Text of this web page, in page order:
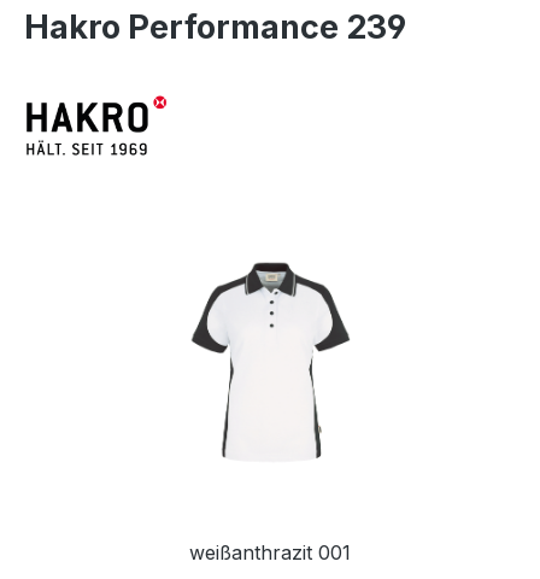
Hakro Performance 239
weißanthrazit 001